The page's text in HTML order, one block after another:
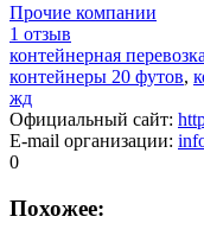
Прочие компании
1 отзыв
контейнерная перевозка
контейнеры 20 футов,
жд
Официальный сайт:
E-mail организации:
0
Похожее: